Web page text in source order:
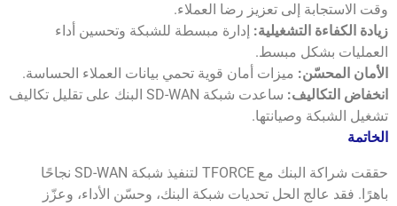
وقت الاستجابة إلى تعزيز رضا العملاء.
زيادة الكفاءة التشغيلية: إدارة مبسطة للشبكة وتحسين أداء
العمليات بشكل مبسط.
الأمان المحسّن: ميزات أمان قوية تحمي بيانات العملاء الحساسة.
انخفاض التكاليف:
ساعدت شبكة SD-WAN البنك على تقليل تكاليف
تشغيل الشبكة وصيانتها.
الخاتمة
حققت شراكة البنك مع TFORCE لتنفيذ شبكة SD-WAN نجاحًا
باهرًا. فقد عالج الحل تحديات شبكة البنك، وحسّن الأداء، وعزّز